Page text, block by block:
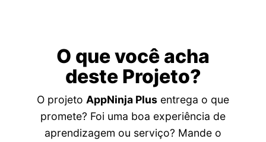
O que você acha
deste Projeto?
O projeto AppNinja Plus entrega o que
promete? Foi uma boa experiência de
aprendizagem ou serviço? Mande o